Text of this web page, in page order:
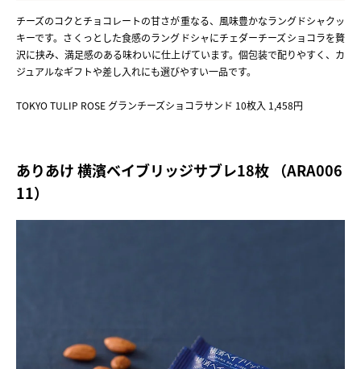
チーズのコクとチョコレートの甘さが重なる、風味豊かなラングドシャクッ
キーです。さくっとした食感のラングドシャにチェダーチーズショコラを贅
沢に挟み、満足感のある味わいに仕上げています。個包装で配りやすく、カ
ジュアルなギフトや差し入れにも選びやすい一品です。
TOKYO TULIP ROSE グランチーズショコラサンド 10枚入 1,458円
ありあけ 横濱ベイブリッジサブレ18枚 （ARA006
11）